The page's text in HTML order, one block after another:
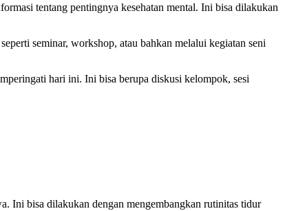
tentang pentingnya kesehatan mental. Ini bisa dilakukan
seminar, workshop, atau bahkan melalui kegiatan seni
hari ini. Ini bisa berupa diskusi kelompok, sesi
Ini bisa dilakukan dengan mengembangkan rutinitas tidur